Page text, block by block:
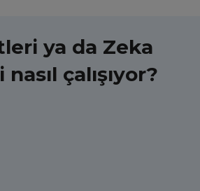
ya da Zeka
çalışıyor?